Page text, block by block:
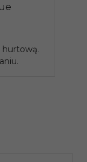
hurtową.